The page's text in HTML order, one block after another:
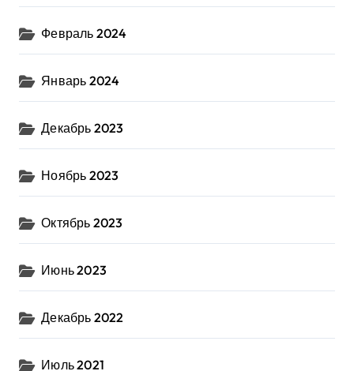
Февраль 2024
Январь 2024
Декабрь 2023
Ноябрь 2023
Октябрь 2023
Июнь 2023
Декабрь 2022
Июль 2021